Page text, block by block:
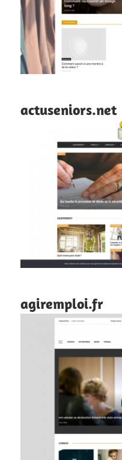
actuseniors.net
agiremploi.fr